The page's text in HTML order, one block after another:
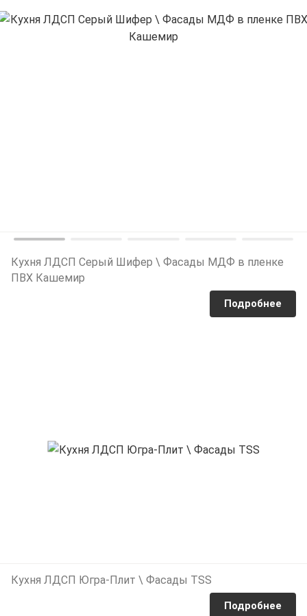
Кухня ЛДСП Серый Шифер \ Фасады МДФ в пленке
ПВХ Кашемир
Подробнее
Кухня ЛДСП Югра-Плит \ Фасады TSS
Подробнее